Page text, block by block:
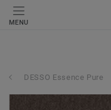
MENU
DESSO Essence Pure